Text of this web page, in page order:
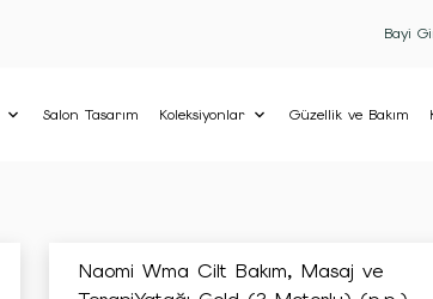
Bayi
Salon Tasarım Koleksiyonlar Güzellik ve Bakım
Naomi Wma Cilt Bakım, Masaj ve